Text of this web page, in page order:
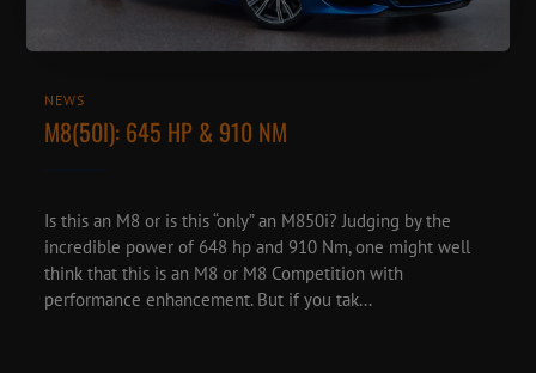
NEWS
M8(50I): 645 HP & 910 NM
Is this an M8 or is this “only” an M850i? Judging by the
incredible power of 648 hp and 910 Nm, one might well
think that this is an M8 or M8 Competition with
performance enhancement. But if you tak...